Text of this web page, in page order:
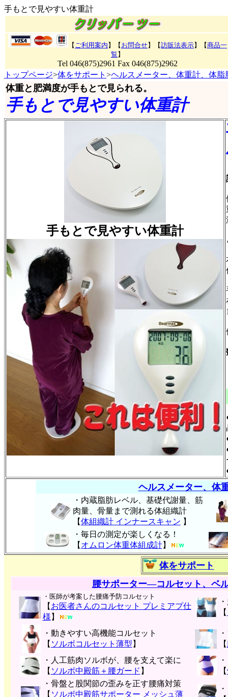
手もとで見やすい体重計
【 ご利用案内 】【 お問合せ】【訪販法表示】 【商品一
覧 】
Tel 046(875)2961 Fax 046(875)2962
トップページ>体をサポート >ヘルスメーター、体重計、体脂
体重と肥満度が手もとで見られる。
手もとで見やすい体重計
手もとで見やすい体重計
ヘルスメーター、体
・内蔵脂肪レベル、基礎代謝量、筋
肉量、骨量まで測れる体組織計
【体組織計 インナースキャン 】
・毎日の測定が楽しくなる！
【 オムロン体重体組成計】
体をサポート
腰サポーター―コルセット、ベ
・医師が考案した腰痛予防コルセット
【 お医者さんのコルセット プレミアプ仕
様 】
【
・動きやすい高機能コルセット
【 ソルボコルセット薄型 】
【
・人工筋肉ソルボが、腰を支えて楽に
【 ソルボ中殿筋＋腰ガード 】
【
・骨盤と股関節の歪みを正す腰痛対策
【 ソルボ中殿筋サポーター メッシュ薄